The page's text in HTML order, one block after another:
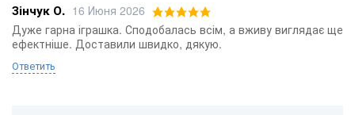
Зінчук О. 16 Июня 2026
Дуже гарна іграшка. Сподобалась всім, а вживу виглядає ще
ефектніше. Доставили швидко, дякую.
Ответить